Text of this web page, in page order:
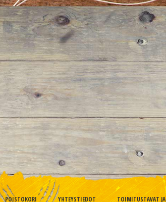
POISTOKORI YHTEYSTIEDOT TOIMITUSTAVAT